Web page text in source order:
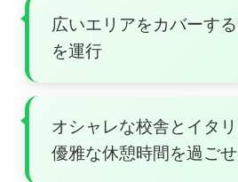
広いエリアをカバーす
を運行
オシャレな校舎とイタ
優雅な休憩時間を過ご